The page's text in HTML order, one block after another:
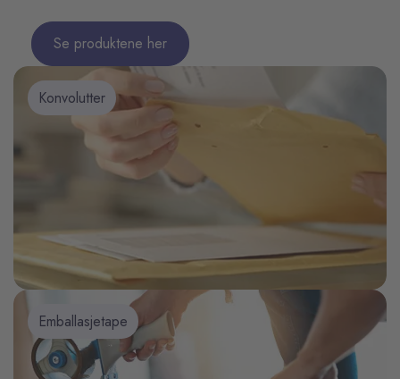
Se produktene her
Konvolutter
Emballasjetape